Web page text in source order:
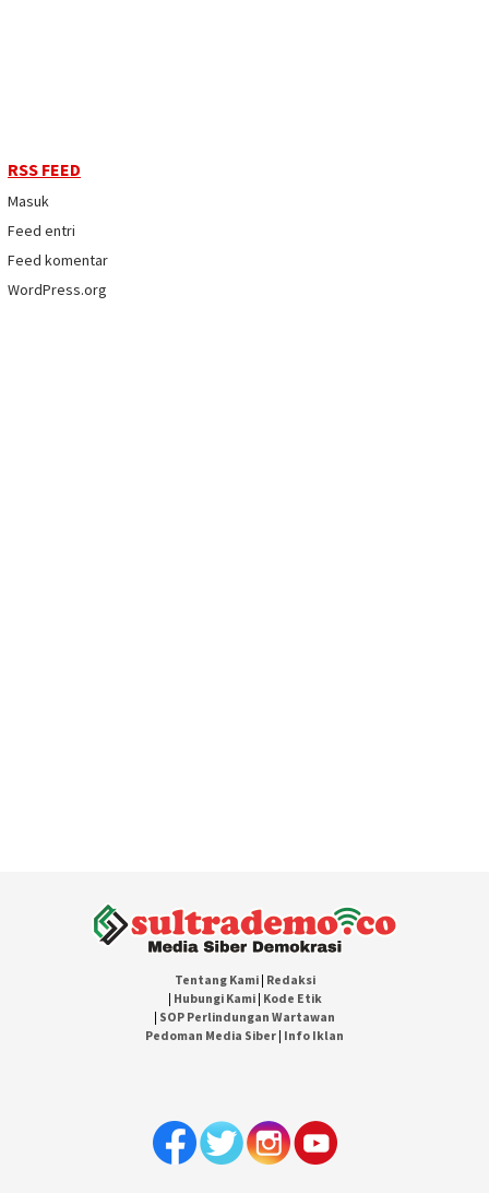
RSS FEED
Masuk
Feed entri
Feed komentar
WordPress.org
Tentang Kami| Redaksi
| Hubungi Kami| Kode Etik
| SOP Perlindungan Wartawan
Pedoman Media Siber | Info Iklan